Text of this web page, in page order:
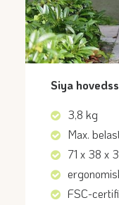
Siya
3,8 kg
Max.
71 x 38 x
FSC-